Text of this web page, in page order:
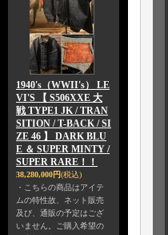
1940's（WWII's） LE
VI'S 【 S506XXE 大
戦 TYPE1 JK / TRAN
SITION / T-BACK / SI
ZE 46 】 DARK BLU
E ＆ SUPER MINTY /
SUPER RARE！！
38,280,000円(税込)
・こちらの商品はアイテ
ムの特性故、ネット販売
及び、通販の予定はござ
いません。ご購入希望の